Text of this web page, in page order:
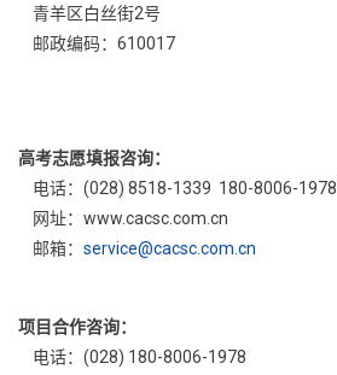
青羊区白丝街2号
邮政编码：610017
高考志愿填报咨询：
电话：(028) 8518-1339 180-8006-1978
网址：www.cacsc.com.cn
邮箱： service@cacsc.com.cn
项目合作咨询：
电话：(028) 180-8006-1978